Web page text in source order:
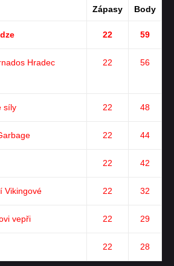
Zápasy Body
22 59
Hradec
22 56
síly 22 48
22 44
22 42
Vikingové 22 32
vepři 22 29
22 28